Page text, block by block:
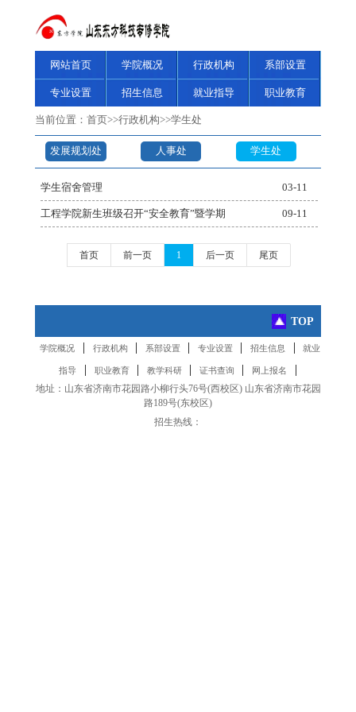
网站首页 学院概况 行政机构 系部设置
专业设置 招生信息 就业指导 职业教育
当前位置： 首页>>行政机构>>学生处
发展规划处 人事处 学生处
学生宿舍管理 03-11
工程学院新生班级召开“安全教育”暨学期 09-11
首页 前一页 1 后一页 尾页
TOP
学院概况 | 行政机构 | 系部设置 | 专业设置 | 招生信息 | 就业
指导 | 职业教育 | 教学科研 | 证书查询 | 网上报名 |
地址：山东省济南市花园路小柳行头76号(西校区) 山东省济南市花园
路189号(东校区)
招生热线：